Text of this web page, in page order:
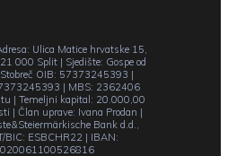
Ulica Matice hrvatske 15,
000 Split | Sjedište: Gospe od
OIB: 57373245393 |
| MBS: 2362406
| Temeljni kapital: 20.000,00
| Član uprave: Ivana Prodan |
Bank d.d.,
BIC: ESBCHR22 | IBAN: